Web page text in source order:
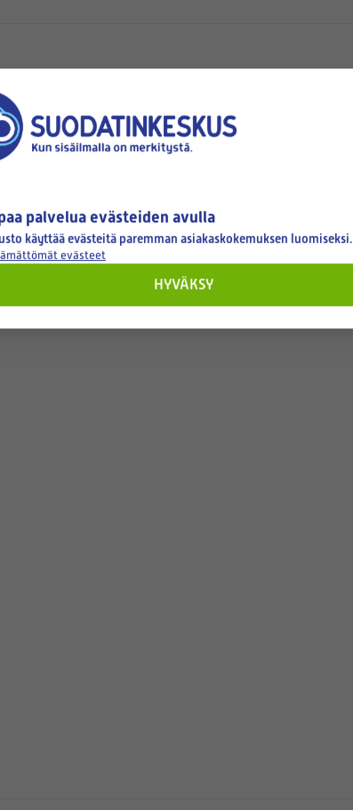
palvelua evästeiden avulla
käyttää evästeitä paremman asiakaskokemuksen luomiseksi.
evästeet
HYVÄKSY